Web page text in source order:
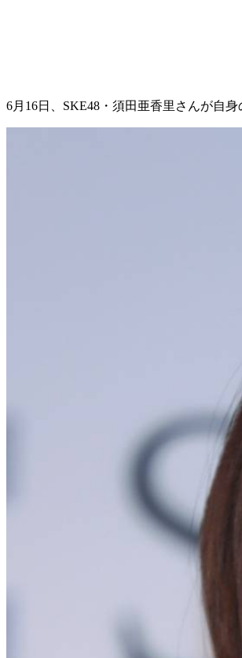
6月16日、SKE48・須田亜香里さんが自